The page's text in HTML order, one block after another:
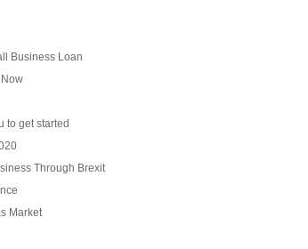
Business Loan
to get started
Through Brexit
Market